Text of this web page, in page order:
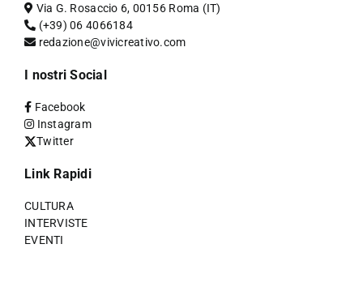
Via G. Rosaccio 6, 00156 Roma (IT)
(+39) 06 4066184
redazione@vivicreativo.com
I nostri Social
Facebook
Instagram
Twitter
Link Rapidi
CULTURA
INTERVISTE
EVENTI